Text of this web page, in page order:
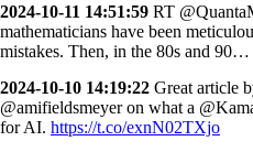
2024-10-11 14:51:59 RT
mathematicians have been
mistakes. Then, in the 80s and 90…
2024-10-10 14:19:22 Great article
@amifieldsmeyer on what a
for AI. https://t.co/exnN02TXjo